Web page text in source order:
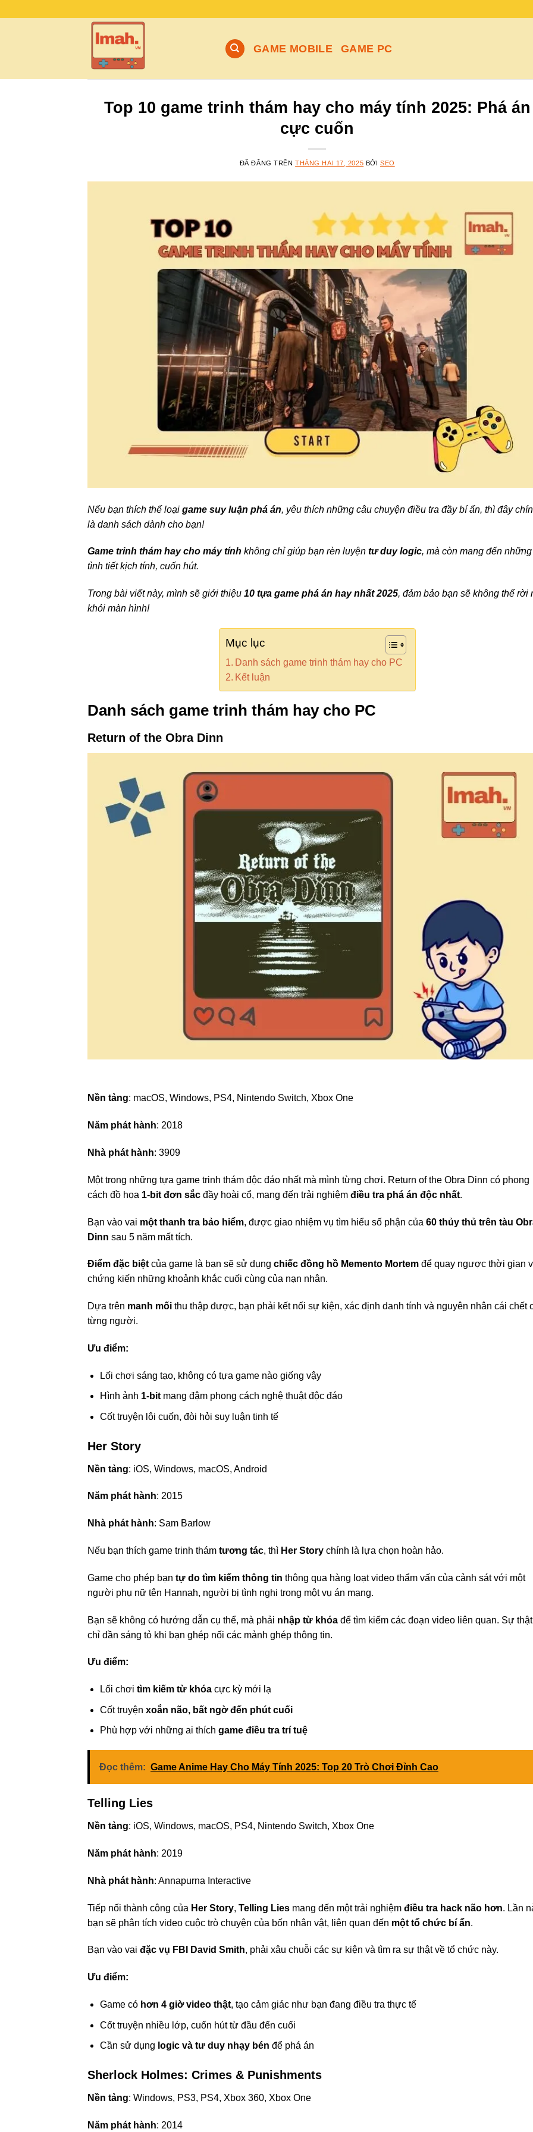
GAME MOBILE GAME PC
Top 10 game trinh thám hay cho máy tính 2025: Phá án
cực cuốn
ĐÃ ĐĂNG TRÊNTHÁNG HAI 17, 2025 BỞI SEO
Nếu bạn thích thể loại game suy luận phá án, yêu thích những câu chuyện điều tra đầy bí ẩn, thì đây
là danh sách dành cho bạn!
Game trinh thám hay cho máy tính không chỉ giúp bạn rèn luyện tư duy logic, mà còn mang đến những
tình tiết kịch tính, cuốn hút.
Trong bài viết này, mình sẽ giới thiệu 10 tựa game phá án hay nhất 2025, đảm bảo bạn sẽ không thể rời
khỏi màn hình!
Mục lục
Danh sách game trinh thám hay cho PC
Kết luận
Danh sách game trinh thám hay cho PC
Return of the Obra Dinn
Nền tảng: macOS, Windows, PS4, Nintendo Switch, Xbox One
Năm phát hành: 2018
Nhà phát hành: 3909
Một trong những tựa game trinh thám độc đáo nhất mà mình từng chơi. Return of the Obra Dinn có phong
cách đồ họa 1-bit đơn sắc đầy hoài cổ, mang đến trải nghiệm điều tra phá án độc nhất.
Bạn vào vai một thanh tra bảo hiểm, được giao nhiệm vụ tìm hiểu số phận của 60 thủy thủ trên tàu
Dinn sau 5 năm mất tích.
Điểm đặc biệt của game là bạn sẽ sử dụng chiếc đồng hồ Memento Mortem để quay ngược thời gian
chứng kiến những khoảnh khắc cuối cùng của nạn nhân.
Dựa trên manh mối thu thập được, bạn phải kết nối sự kiện, xác định danh tính và nguyên nhân cái chết
từng người.
Ưu điểm:
Lối chơi sáng tạo, không có tựa game nào giống vậy
Hình ảnh 1-bitmang đậm phong cách nghệ thuật độc đáo
Cốt truyện lôi cuốn, đòi hỏi suy luận tinh tế
Her Story
Nền tảng: iOS, Windows, macOS, Android
Năm phát hành: 2015
Nhà phát hành: Sam Barlow
Nếu bạn thích game trinh thám tương tác, thì Her Story chính là lựa chọn hoàn hảo.
Game cho phép bạn tự do tìm kiếm thông tin thông qua hàng loạt video thẩm vấn của cảnh sát với một
người phụ nữ tên Hannah, người bị tình nghi trong một vụ án mạng.
Bạn sẽ không có hướng dẫn cụ thể, mà phải nhập từ khóa để tìm kiếm các đoạn video liên quan. Sự thật
chỉ dần sáng tỏ khi bạn ghép nối các mảnh ghép thông tin.
Ưu điểm:
Lối chơi tìm kiếm từ khóacực kỳ mới lạ
Cốt truyện xoắn não, bất ngờ đến phút cuối
Phù hợp với những ai thích game điều tra trí tuệ
Đọc thêm: Game Anime Hay Cho Máy Tính 2025: Top 20 Trò Chơi Đỉnh Cao
Telling Lies
Nền tảng: iOS, Windows, macOS, PS4, Nintendo Switch, Xbox One
Năm phát hành: 2019
Nhà phát hành: Annapurna Interactive
Tiếp nối thành công của Her Story, Telling Lies mang đến một trải nghiệm điều tra hack não hơn. Lần
bạn sẽ phân tích video cuộc trò chuyện của bốn nhân vật, liên quan đến một tổ chức bí ẩn.
Bạn vào vai đặc vụ FBI David Smith, phải xâu chuỗi các sự kiện và tìm ra sự thật về tổ chức này.
Ưu điểm:
Game có hơn 4 giờ video thật, tạo cảm giác như bạn đang điều tra thực tế
Cốt truyện nhiều lớp, cuốn hút từ đầu đến cuối
Cần sử dụng logic và tư duy nhạy bén để phá án
Sherlock Holmes: Crimes & Punishments
Nền tảng: Windows, PS3, PS4, Xbox 360, Xbox One
Năm phát hành: 2014